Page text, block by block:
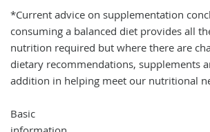
*Current advice on supplementation
consuming a balanced diet provides all
nutrition required but where there are
dietary recommendations, supplements
addition in helping meet our nutritional
Basic